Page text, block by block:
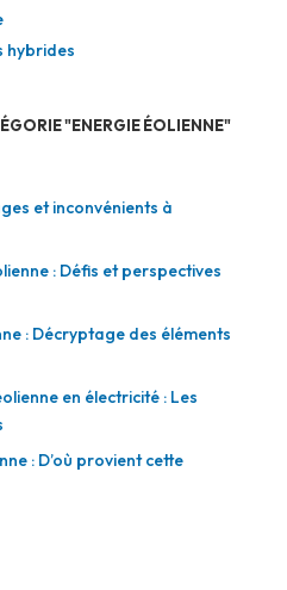
hybrides
"ENERGIE ÉOLIENNE"
et inconvénients à
: Défis et perspectives
: Décryptage des éléments
en électricité : Les
: D’où provient cette